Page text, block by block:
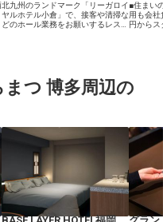
北九州のランドマーク「リーガロイ
ヤルホテル小倉」で、接客や清掃な
どのホール業務をお願いするレスト
します。配属先のレストランは採用
後に決定。昇給・年２回の賞与、1
■住まい
用も会
円から
心温まる
トランサ
育むこと
顔を直接
がら、
だけます
りが、
滞在の
ー【安
リア】
る方に
を完備し
つ 博多周辺の